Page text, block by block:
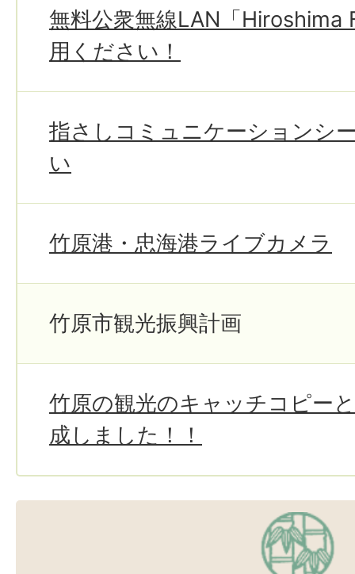
無料公衆無線LAN「Hiroshima
用ください！
指さしコミュニケーションシ
い
竹原港・忠海港ライブカメラ
竹原市観光振興計画
竹原の観光のキャッチコピー
成しました！！